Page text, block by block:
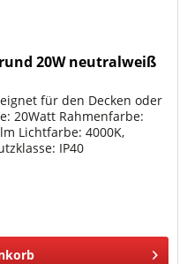
20W neutralweiß
für den Decken oder
20Watt Rahmenfarbe:
Lichtfarbe: 4000K,
IP40